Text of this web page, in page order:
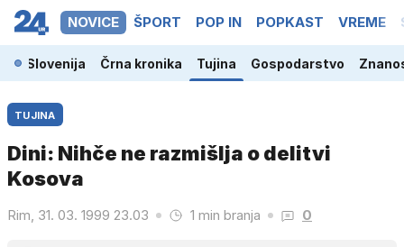
NOVICE ŠPORT POP IN POPKAST VREME
Slovenija Črna kronika Tujina Gospodarstvo
TUJINA
Dini: Nihče ne razmišlja o delitvi
Kosova
Rim, 31. 03. 1999 23.03 1 min branja 0